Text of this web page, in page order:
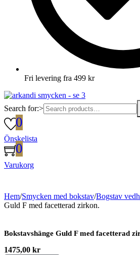
Fri levering fra 499 kr
Search for:>
0
Önskelista
0
Varukorg
Hem/Smycken med bokstav/Bogstav
Guld F med facetterad zirkon.
Bokstavshänge Guld F med facetterad
1475,00 kr